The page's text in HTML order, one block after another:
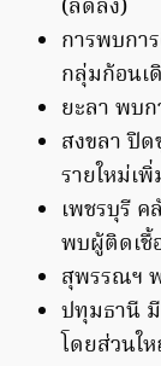
(ลดลง)
การพบกา
กลุ่มก้อนเ
ยะลา พบ
สงขลา ปิ
รายใหม่เ
เพชรบุรี ค
พบผู้ติดเชื้
สุพรรณฯ
ปทุมธานี
โดยส่วนใ